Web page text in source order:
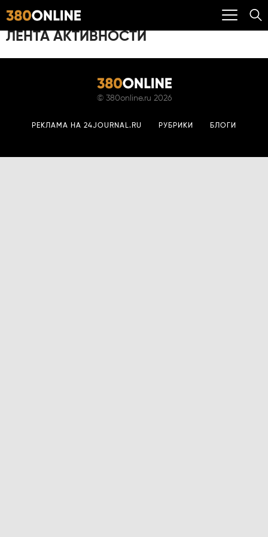
ЛЕНТА АКТИВНОСТИ
© 380online.ru 2026
РЕКЛАМА НА 24JOURNAL.RU РУБРИКИ БЛОГИ